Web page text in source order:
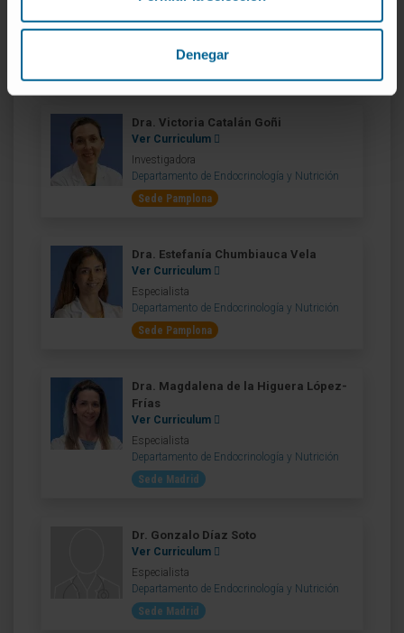
Denegar
Especialista
Dra. Victoria Catalán Goñi
Ver Curriculum
Investigadora
Departamento de Endocrinología y Nutrición
Sede Pamplona
Dra. Estefanía Chumbiauca Vela
Ver Curriculum
Especialista
Departamento de Endocrinología y Nutrición
Sede Pamplona
Dra. Magdalena de la Higuera López-
Frías
Ver Curriculum
Especialista
Departamento de Endocrinología y Nutrición
Sede Madrid
Dr. Gonzalo Díaz Soto
Ver Curriculum
Especialista
Departamento de Endocrinología y Nutrición
Sede Madrid